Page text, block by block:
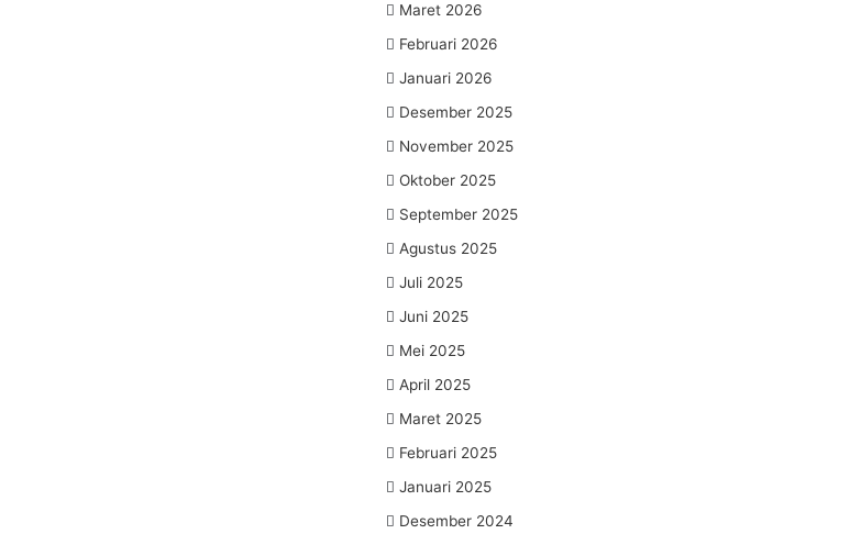
Maret 2026
Februari 2026
Januari 2026
Desember 2025
November 2025
Oktober 2025
September 2025
Agustus 2025
Juli 2025
Juni 2025
Mei 2025
April 2025
Maret 2025
Februari 2025
Januari 2025
Desember 2024